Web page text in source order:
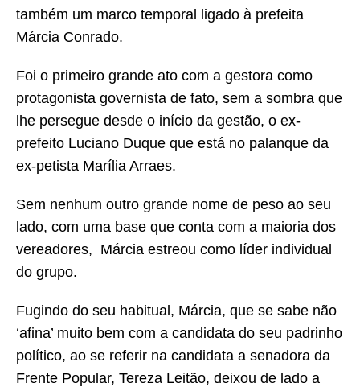
também um marco temporal ligado à prefeita
Márcia Conrado.
Foi o primeiro grande ato com a gestora como
protagonista governista de fato, sem a sombra que
lhe persegue desde o início da gestão, o ex-
prefeito Luciano Duque que está no palanque da
ex-petista Marília Arraes.
Sem nenhum outro grande nome de peso ao seu
lado, com uma base que conta com a maioria dos
vereadores, Márcia estreou como líder individual
do grupo.
Fugindo do seu habitual, Márcia, que se sabe não
‘afina’ muito bem com a candidata do seu padrinho
político, ao se referir na candidata a senadora da
Frente Popular, Tereza Leitão, deixou de lado a